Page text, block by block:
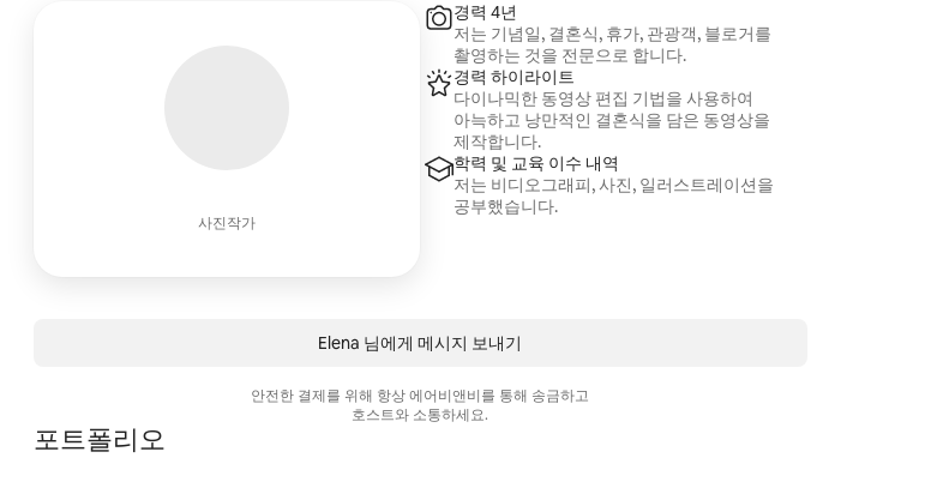
사진작가
경력 4년
저는 기념일, 결혼식, 휴가, 관광객, 블로거를
촬영하는 것을 전문으로 합니다.
경력 하이라이트
다이나믹한 동영상 편집 기법을 사용하여
아늑하고 낭만적인 결혼식을 담은 동영상을
제작합니다.
학력 및 교육 이수 내역
저는 비디오그래피, 사진, 일러스트레이션을
공부했습니다.
Elena 님에게 메시지 보내기
안전한 결제를 위해 항상 에어비앤비를 통해 송금하고
호스트와 소통하세요.
포트폴리오